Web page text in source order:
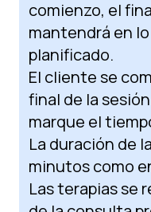
comienzo, el
mantendrá en
planificado.
El cliente se
final de la
marque el
La duración de
minutos como
Las terapias se